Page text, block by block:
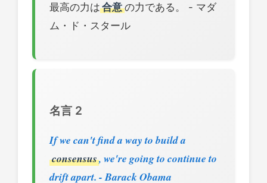
最高の力は 合意の力である。 - マダ
ム・ド・スタール
名言 2
If we can't find a way to build a
consensus, we're going to continue to
drift apart. - Barack Obama